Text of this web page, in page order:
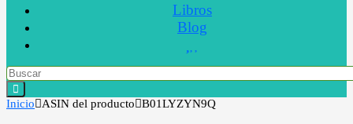
Libros
Blog
Inicio ASIN del producto B01LYZYN9Q